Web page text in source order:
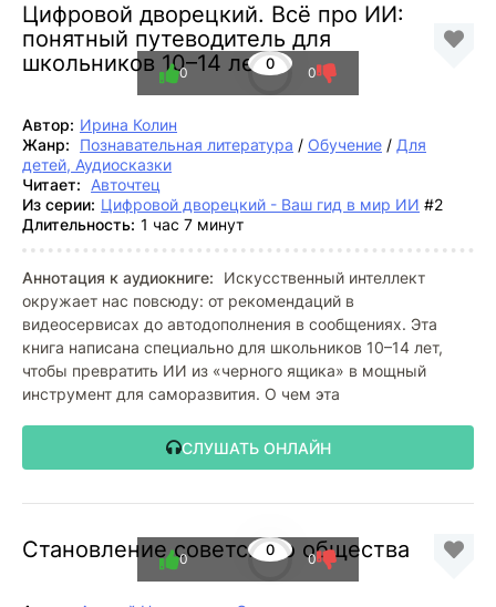
Цифровой дворецкий. Всё про ИИ:
понятный путеводитель для
школьников 10–14 лет0
0 0
Автор: Ирина Колин
Жанр:
Познавательная литература / Обучение / Для
детей, Аудиосказки
Читает:
Авточтец
Из серии: Цифровой дворецкий - Ваш гид в мир ИИ #2
Длительность: 1 час 7 минут
Аннотация к аудиокниге:
Искусственный интеллект
окружает нас повсюду: от рекомендаций в
видеосервисах до автодополнения в сообщениях. Эта
книга написана специально для школьников 10–14 лет,
чтобы превратить ИИ из «черного ящика» в мощный
инструмент для саморазвития. О чем эта
СЛУШАТЬ ОНЛАЙН
Становление советского общества
0
0 0